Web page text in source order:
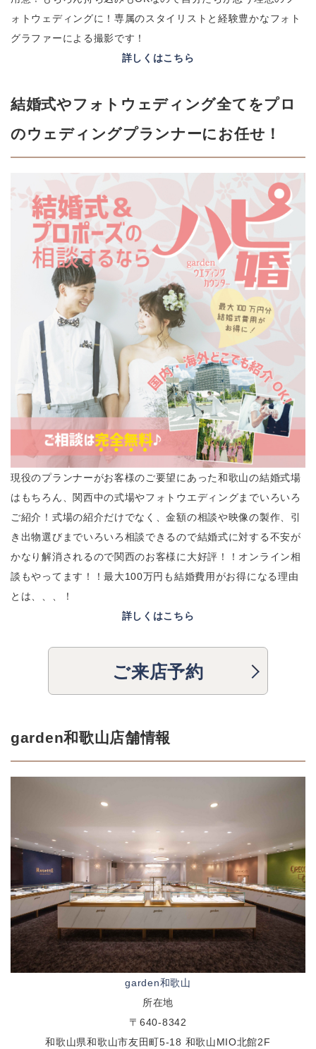
ォトウェディングに！専属のスタイリストと経験豊かなフォト
グラファーによる撮影です！
詳しくはこちら
結婚式やフォトウェディング全てをプロ
のウェディングプランナーにお任せ！
現役のプランナーがお客様のご要望にあった和歌山の結婚式場
はもちろん、関西中の式場やフォトウエディングまでいろいろ
ご紹介！式場の紹介だけでなく、金額の相談や映像の製作、引
き出物選びまでいろいろ相談できるので結婚式に対する不安が
かなり解消されるので関西のお客様に大好評！！オンライン相
談もやってます！！最大100万円も結婚費用がお得になる理由
とは、、、！
詳しくはこちら
ご来店予約
garden和歌山店舗情報
garden和歌山
所在地
〒640-8342
和歌山県和歌山市友田町5-18 和歌山MIO北館2F